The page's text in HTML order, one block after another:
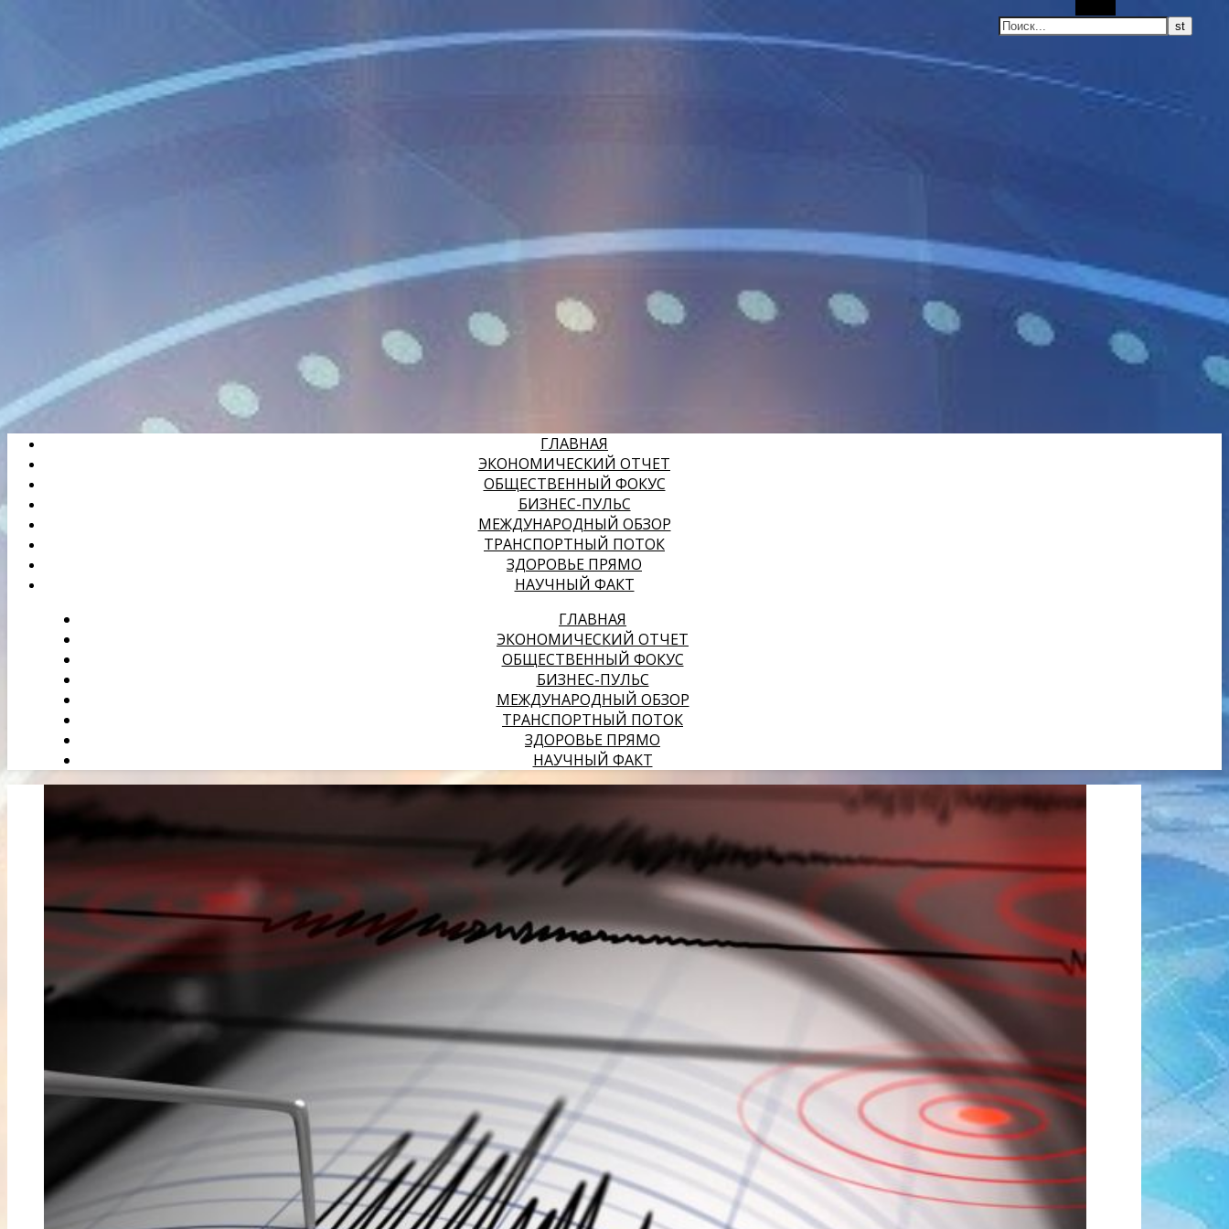
ГЛАВНАЯ
ЭКОНОМИЧЕСКИЙ ОТЧЕТ
ОБЩЕСТВЕННЫЙ ФОКУС
БИЗНЕС-ПУЛЬС
МЕЖДУНАРОДНЫЙ ОБЗОР
ТРАНСПОРТНЫЙ ПОТОК
ЗДОРОВЬЕ ПРЯМО
НАУЧНЫЙ ФАКТ
ГЛАВНАЯ
ЭКОНОМИЧЕСКИЙ ОТЧЕТ
ОБЩЕСТВЕННЫЙ ФОКУС
БИЗНЕС-ПУЛЬС
МЕЖДУНАРОДНЫЙ ОБЗОР
ТРАНСПОРТНЫЙ ПОТОК
ЗДОРОВЬЕ ПРЯМО
НАУЧНЫЙ ФАКТ